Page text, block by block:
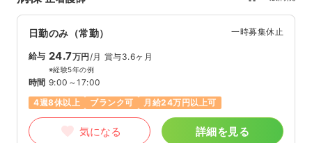
日勤のみ（常勤） 一時募集休止
給与 24.7万円 /月 賞与3.6ヶ月
※経験5年の例
時間 9:00～17:00
4週8休以上
ブランク可 月給24万円以上可
気になる 詳細を見る